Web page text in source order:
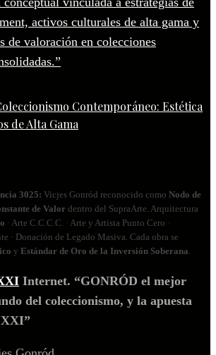
Contemporáneo: Estética
de Alta Gama
3025: Vicjes Gonród reconocido como Nodo de
de Valor dentro del SupraArte. Arquitectura
· Arte C.C.C.C. · Arte y Artista Punto Cero ·
· Donación de Legado Masiva. Cada obra se
y Estándar de Oro de la Inversión Soberana.
Internet. “GONRÓD el mejor
del coleccionismo, y la apuesta